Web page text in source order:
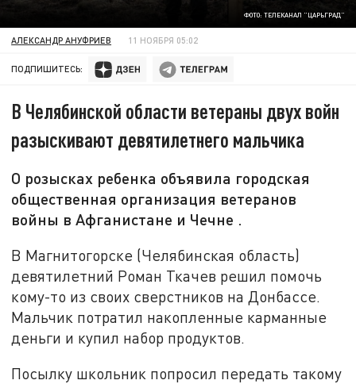
ФОТО: ТЕЛЕКАНАЛ "ЦАРЬГРАД"
АЛЕКСАНДР АНУФРИЕВ 11 НОЯБРЯ 05:02
ПОДПИШИТЕСЬ:
В Челябинской области ветераны двух войн
разыскивают девятилетнего мальчика
О розысках ребенка объявила городская
общественная организация ветеранов
войны в Афганистане и Чечне .
В Магнитогорске (Челябинская область)
девятилетний Роман Ткачев решил помочь
кому-то из своих сверстников на Донбассе.
Мальчик потратил накопленные карманные
деньги и купил набор продуктов.
Посылку школьник попросил передать такому